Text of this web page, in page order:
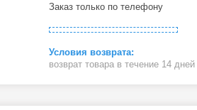
Заказ только по телефону
возврат товара в течение 14 дней